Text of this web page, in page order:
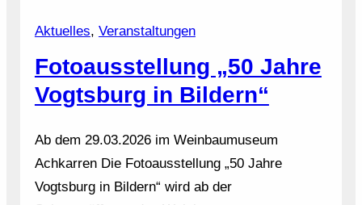
Aktuelles, Veranstaltungen
Fotoausstellung „50 Jahre
Vogtsburg in Bildern“
Ab dem 29.03.2026 im Weinbaumuseum
Achkarren Die Fotoausstellung „50 Jahre
Vogtsburg in Bildern“ wird ab der